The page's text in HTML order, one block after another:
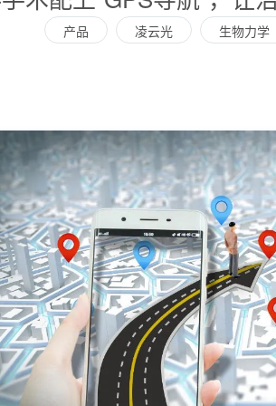
产品 凌云光 生物力学